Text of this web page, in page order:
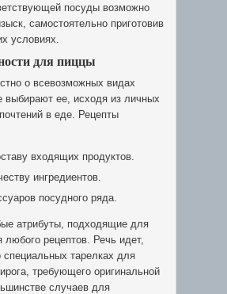
посуды возможно
самостоятельно приготовив
условиях.
для пиццы
о всевозможных видах
выбирают ее, исходя из личных
в еде. Рецепты
входящих продуктов.
ингредиентов.
посудного ряда.
атрибуты, подходящие для
любого рецептов. Речь идет,
специальных тарелках для
требующего оригинальной
случаев для